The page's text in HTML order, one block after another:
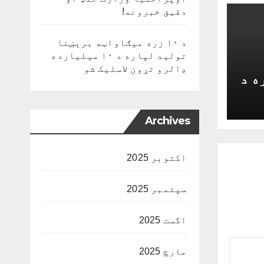
د
دقیق خبرونه!
د ۱۰ زره میګاواټه برېښنا
تولید لپاره د ۱۰ میلیارده
ډالرو تړون لاسلیک شو
Archives
اکتوبر 2025
سپتمبر 2025
اگست 2025
مارچ 2025